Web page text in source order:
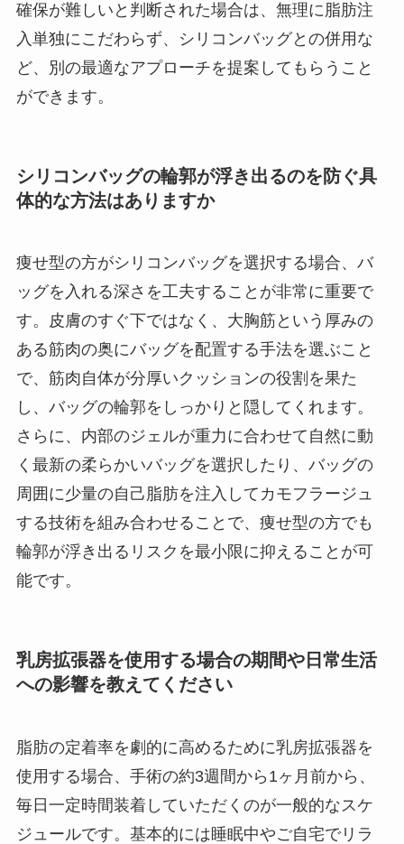
確保が難しいと判断された場合は、無理に脂肪注
入単独にこだわらず、シリコンバッグとの併用な
ど、別の最適なアプローチを提案してもらうこと
ができます。
シリコンバッグの輪郭が浮き出るのを防ぐ具
体的な方法はありますか
痩せ型の方がシリコンバッグを選択する場合、バ
ッグを入れる深さを工夫することが非常に重要で
す。皮膚のすぐ下ではなく、大胸筋という厚みの
ある筋肉の奥にバッグを配置する手法を選ぶこと
で、筋肉自体が分厚いクッションの役割を果た
し、バッグの輪郭をしっかりと隠してくれます。
さらに、内部のジェルが重力に合わせて自然に動
く最新の柔らかいバッグを選択したり、バッグの
周囲に少量の自己脂肪を注入してカモフラージュ
する技術を組み合わせることで、痩せ型の方でも
輪郭が浮き出るリスクを最小限に抑えることが可
能です。
乳房拡張器を使用する場合の期間や日常生活
への影響を教えてください
脂肪の定着率を劇的に高めるために乳房拡張器を
使用する場合、手術の約3週間から1ヶ月前から、
毎日一定時間装着していただくのが一般的なスケ
ジュールです。基本的には睡眠中やご自宅でリラ